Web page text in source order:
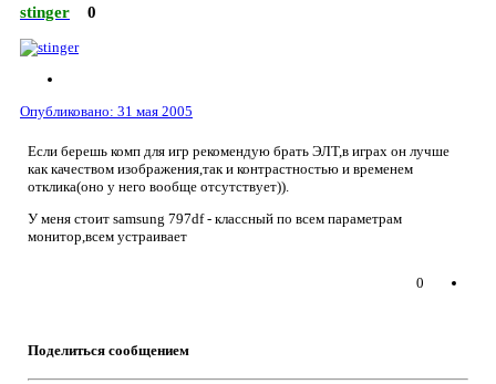
stinger 0
Опубликовано: 31 мая 2005
Если берешь комп для игр рекомендую брать ЭЛТ,в играх он лучше
как качеством изображения,так и контрастностью и временем
отклика(оно у него вообще отсутствует)).
У меня стоит samsung 797df - классный по всем параметрам
монитор,всем устраивает
0
Поделиться сообщением